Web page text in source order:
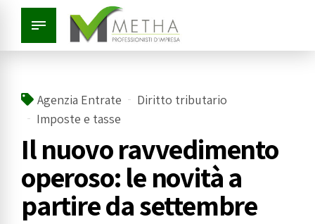
Agenzia Entrate
Diritto tributario
Imposte e tasse
Il nuovo ravvedimento
operoso: le novità a
partire da settembre